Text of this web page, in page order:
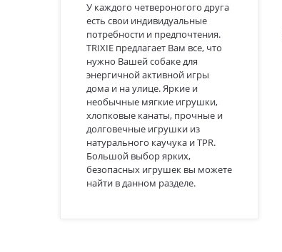
У каждого четвероногого друга
есть свои индивидуальные
потребности и предпочтения.
TRIXIE предлагает Вам все, что
нужно Вашей собаке для
энергичной активной игры
дома и на улице. Яркие и
необычные мягкие игрушки,
хлопковые канаты, прочные и
долговечные игрушки из
натурального каучука и TPR.
Большой выбор ярких,
безопасных игрушек вы можете
найти в данном разделе.